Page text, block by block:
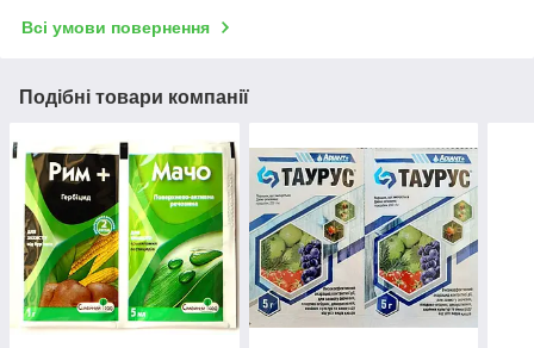
Всі умови повернення
Подібні товари компанії